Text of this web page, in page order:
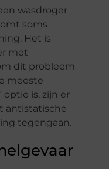
wasdroger
soms
Het is
met
dit probleem
meeste
optie is, zijn er
antistatische
tegengaan.